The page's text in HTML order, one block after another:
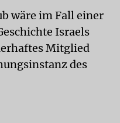
wäre im Fall einer
Israels
Mitglied
des